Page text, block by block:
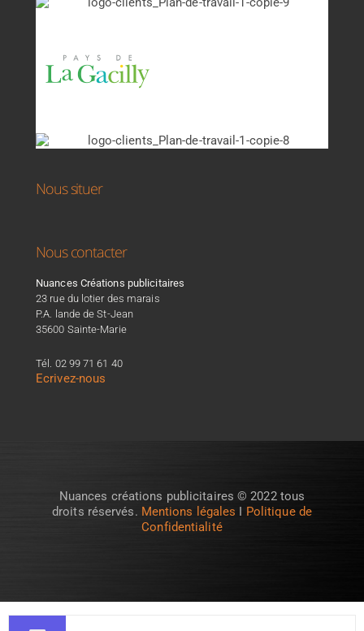
Nous situer
Nous contacter
Nuances Créations publicitaires
23 rue du lotier des marais
P.A. lande de St-Jean
35600 Sainte-Marie
Tél. 02 99 71 61 40
Ecrivez-nous
Nuances créations publicitaires © 2022 tous
droits réservés. Mentions légales I Politique de
Confidentialité